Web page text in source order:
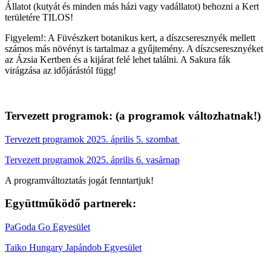
Állatot (kutyát és minden más házi vagy vadállatot) behozni a Kert
területére TILOS!
Figyelem!: A Füvészkert botanikus kert, a díszcseresznyék mellett
számos más növényt is tartalmaz a gyűjtemény. A díszcseresznyéket
az Ázsia Kertben és a kijárat felé lehet találni. A Sakura fák
virágzása az időjárástól függ!
Tervezett programok: (a programok változhatnak!)
Tervezett programok 2025. április 5. szombat
Tervezett programok 2025. április 6. vasárnap
A programváltoztatás jogát fenntartjuk!
Együttműködő partnerek:
PaGoda Go Egyesület
Taiko Hungary Japándob Egyesület